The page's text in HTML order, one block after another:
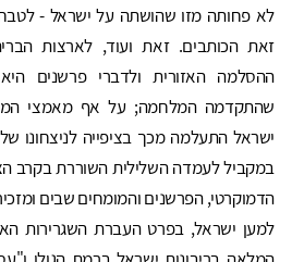
לא פחותה מזו שהושתה על ישראל -
זאת הכותבים. זאת ועוד, לארצות
ההסלמה האזורית ולדברי פרשנים
שהתקדמה המלחמה; על אף מאמצי
ישראל התעלמה מכך בציפייה לניצחונו
במקביל לעמדה השלילית השוררת בקרב
הדמוקרטי, הפרשנים והמומחים שבים
למען ישראל, בפרט העברת השגרירות